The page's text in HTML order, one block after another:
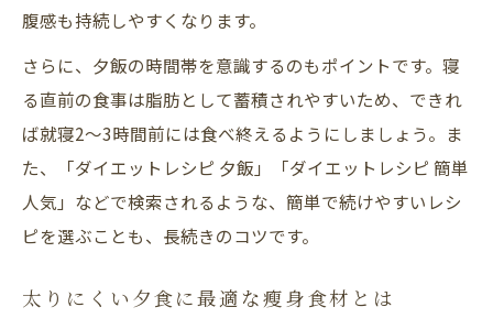
腹感も持続しやすくなります。
さらに、夕飯の時間帯を意識するのもポイントです。寝
る直前の食事は脂肪として蓄積されやすいため、できれ
ば就寝2～3時間前には食べ終えるようにしましょう。ま
た、「ダイエットレシピ 夕飯」「ダイエットレシピ 簡単
人気」などで検索されるような、簡単で続けやすいレシ
ピを選ぶことも、長続きのコツです。
太りにくい夕食に最適な瘦身食材とは